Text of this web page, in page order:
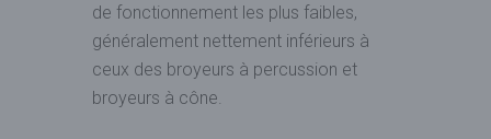
de fonctionnement les plus faibles,
généralement nettement inférieurs à
ceux des broyeurs à percussion et
broyeurs à cône.